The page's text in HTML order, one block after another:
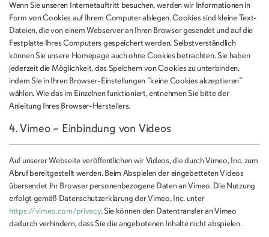
Wenn Sie unseren Internetauftritt besuchen, werden wir Informationen in
Form von Cookies auf Ihrem Computer ablegen. Cookies sind kleine Text-
Dateien, die von einem Webserver an Ihren Browser gesendet und auf die
Festplatte Ihres Computers gespeichert werden. Selbstverständlich
können Sie unsere Homepage auch ohne Cookies betrachten. Sie haben
jederzeit die Möglichkeit, das Speichern von Cookies zu unterbinden,
indem Sie in Ihren Browser-Einstellungen “keine Cookies akzeptieren”
wählen. Wie das im Einzelnen funktioniert, entnehmen Sie bitte der
Anleitung Ihres Browser-Herstellers.
4. Vimeo – Einbindung von Videos
Auf unserer Webseite veröffentlichen wir Videos, die durch Vimeo, Inc. zum
Abruf bereitgestellt werden. Beim Abspielen der eingebetteten Videos
übersendet Ihr Browser personenbezogene Daten an Vimeo. Die Nutzung
erfolgt gemäß Datenschutzerklärung der Vimeo, Inc. unter
https://vimeo.com/privacy. Sie können den Datentransfer an Vimeo
dadurch verhindern, dass Sie die angebotenen Inhalte nicht abspielen.